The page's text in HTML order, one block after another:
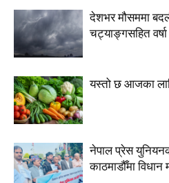
देशभर मौसममा
चट्याङ्गसहित वर्षा
यस्तो छ आजका
नेपाल प्रेस
काठमाडौँमा